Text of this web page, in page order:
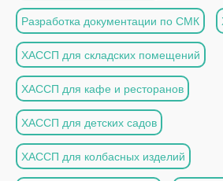
Разработка документации по СМК
ХАССП для складских помещений
ХАССП для кафе и ресторанов
ХАССП для детских садов
ХАССП для колбасных изделий